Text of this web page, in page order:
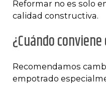
Reformar no es solo
calidad constructiva.
¿Cuándo
Recomendamos
empotrado